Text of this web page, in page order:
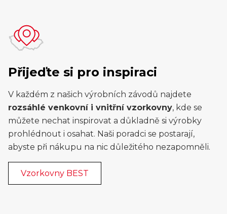
Přijeďte si pro inspiraci
V každém z našich výrobních závodů najdete
rozsáhlé venkovní i vnitřní vzorkovny, kde se
můžete nechat inspirovat a důkladně si výrobky
prohlédnout i osahat. Naši poradci se postarají,
abyste při nákupu na nic důležitého nezapomněli.
Vzorkovny BEST